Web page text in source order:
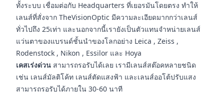
ทั้งระบบ เชื่อมต่อกับ Headquarters ที่เยอรมันโดยตรง ทำให้
เลนส์ที่สั่งจาก TheVisionOptic มีความละเอียดมากกว่าเลนส์
ทั่วไปถึง 25เท่า และนอกจากนี้เรายังเป็นตัวแทนจำหน่ายเลนส์
แว่นตาของแบรนด์ชั้นนำของโลกอย่าง Leica , Zeiss ,
Rodenstock , Nikon , Essilor และ Hoya
เคสเร่งด่วน สามารถรอรับได้เลย เรามีเลนส์สต๊อคหลายชนิด
เช่น เลนส์มัลติโค้ท เลนส์ตัดแสงฟ้า และเลนส์ออโต้ปรับแสง
สามารถรอรับได้ภายใน 30-60 นาที